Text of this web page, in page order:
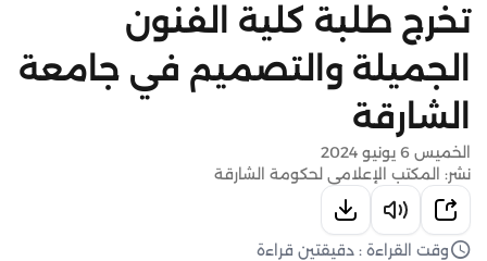
تخرج طلبة كلية الفنون
الجميلة والتصميم في جامعة
الشارقة
الخميس 6 يونيو 2024
نشر: المكتب الإعلامي لحكومة الشارقة
وقت القراءة : دقيقتين قراءة